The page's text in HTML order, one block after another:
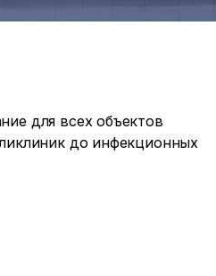
для всех объектов
до инфекционных